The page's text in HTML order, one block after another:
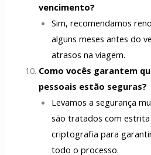
vencimento?
Sim, recomendamos
alguns meses antes do
atrasos na viagem.
Como vocês garantem
pessoais estão seguras?
Levamos a segurança
são tratados com estrita
criptografia para
todo o processo.